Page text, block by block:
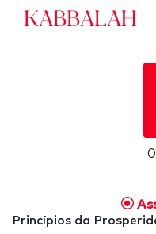
Kabbalah
Princípios da